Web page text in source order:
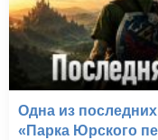
Одна из
«Парка Юрского